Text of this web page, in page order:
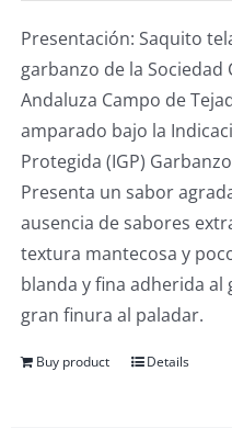
Presentación: Saquito
garbanzo de la Sociedad
Andaluza Campo de
amparado bajo la
Protegida (IGP)
Presenta un sabor
ausencia de sabores
textura mantecosa y
blanda y fina adherida al
gran finura al paladar.
Buy product Details